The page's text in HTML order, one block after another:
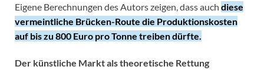
Eigene Berechnungen des Autors zeigen, dass auch diese
vermeintliche Brücken-Route die Produktionskosten
auf bis zu 800 Euro pro Tonne treiben dürfte.
Der künstliche Markt als theoretische Rettung